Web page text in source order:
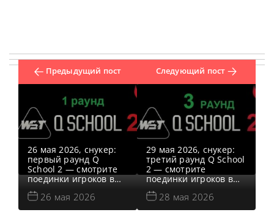
Предыдущий пост
26 мая 2026, снукер:
первый раунд Q
School 2 — смотрите
поединки игроков в
прямом эфире за
выход в Мэйн Тур.
Квалификация School
26 мая 2026
Следующий пост
29 мая 2026, снукер:
третий раунд Q School
2 — смотрите
поединки игроков в
прямом эфире, за
выход в Мэйн Тур.
Квалификация School
28 мая 2026